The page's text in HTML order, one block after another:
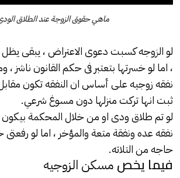
ماهي حقوق الزوجة عند الطلاق
لو الزوجه كسبت دعوى الاعتراض ، يبقى يظل
، اما لو خسرتها بتعتبر فى حكم القانون ناشز
نفقه زوجيه على أساس ان النفقه تكون
ثبت انها تركت منزلها دون مسوغ شرعي.
لو تم طلاق ودى او من خلال المحكمة بيكون
نفقه عده ونفقة متعة والمؤخر ، اما لو
حاجه من التلاته.
فيما يخص مسكن الزوجيه